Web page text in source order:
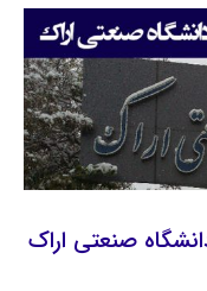
صنعتی اراک